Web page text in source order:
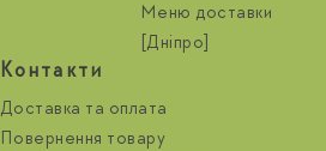
Меню доставки
[Дніпро]
Контакти
Доставка та оплата
Повернення товару